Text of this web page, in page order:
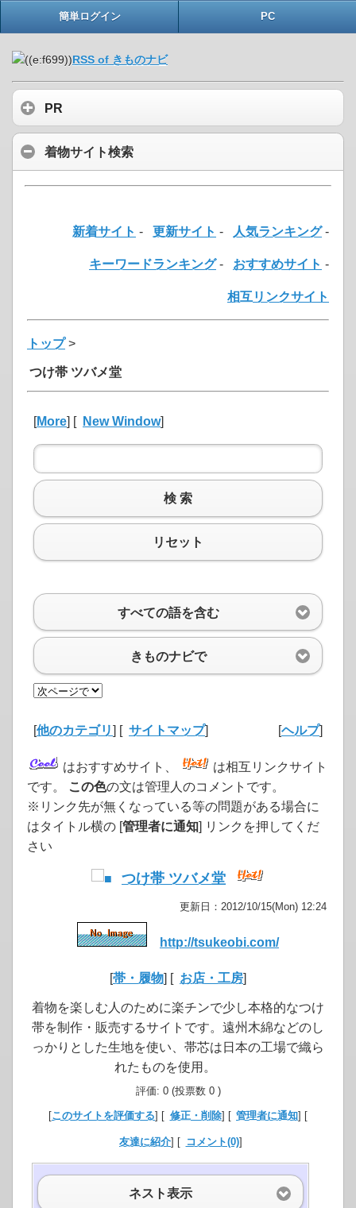
簡単ログイン PC
RSS of きものナビ
PR
着物サイト検索
新着サイト - 更新サイト - 人気ランキング-
キーワードランキング- おすすめサイト -
相互リンクサイト
トップ>
つけ帯 ツバメ堂
[More] [ New Window]
検 索
リセット
すべての語を含む
きものナビで
[他のカテゴリ] [ サイトマップ] [ヘルプ]
はおすすめサイト、
は相互リンクサイト
です。
この色の文は管理人のコメントです。
※リンク先が無くなっている等の問題がある場合に
はタイトル横の [管理者に通知] リンクを押してくだ
さい
つけ帯 ツバメ堂
更新日：2012/10/15(Mon) 12:24
http://tsukeobi.com/
[帯・履物] [ お店・工房]
着物を楽しむ人のために楽チンで少し本格的なつけ
帯を制作・販売するサイトです。遠州木綿などのし
っかりとした生地を使い、帯芯は日本の工場で織ら
れたものを使用。
評価: 0 (投票数 0 )
[このサイトを評価する] [ 修正・削除] [ 管理者に通知] [
友達に紹介] [ コメント(0)]
ネスト表示